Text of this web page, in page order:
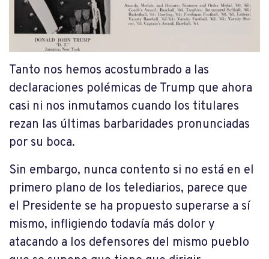
Tanto nos hemos acostumbrado a las
declaraciones polémicas de Trump que ahora
casi ni nos inmutamos cuando los titulares
rezan las últimas barbaridades pronunciadas
por su boca.
Sin embargo, nunca contento si no está en el
primero plano de los telediarios, parece que
el Presidente se ha propuesto superarse a sí
mismo, infligiendo todavía más dolor y
atacando a los defensores del mismo pueblo